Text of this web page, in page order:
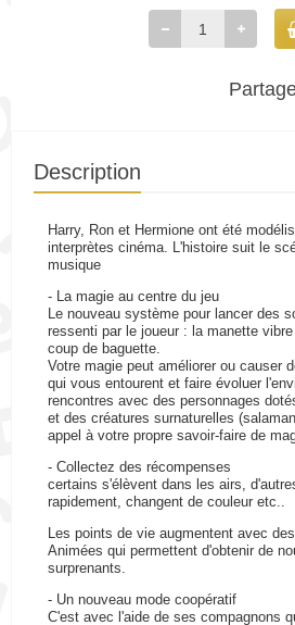
Description
Harry, Ron et Hermione ont été
interprètes cinéma. L'histoire suit le
musique
- La magie au centre du jeu
Le nouveau système pour lancer des
ressenti par le joueur : la manette
coup de baguette.
Votre magie peut améliorer ou causer
qui vous entourent et faire évoluer
rencontres avec des personnages
et des créatures surnaturelles
appel à votre propre savoir-faire de
- Collectez des récompenses
certains s'élèvent dans les airs,
rapidement, changent de couleur etc..
Les points de vie augmentent avec
Animées qui permettent d'obtenir de
surprenants.
- Un nouveau mode coopératif
C'est avec l'aide de ses compagnons